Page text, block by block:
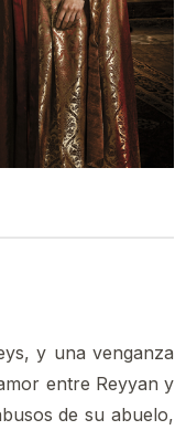
y una venganza
entre Reyyan y
de su abuelo,